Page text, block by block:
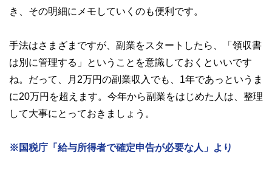
き、その明細にメモしていくのも便利です。
手法はさまざまですが、副業をスタートしたら、「領収書
は別に管理する」ということを意識しておくといいです
ね。だって、月2万円の副業収入でも、1年であっというま
に20万円を超えます。今年から副業をはじめた人は、整理
して大事にとっておきましょう。
※国税庁「給与所得者で確定申告が必要な人」より